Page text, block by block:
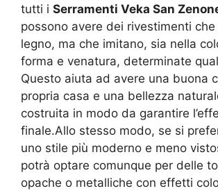
tutti i Serramenti Veka San
possono avere dei rivestimenti
legno, ma che imitano, sia nella
forma e venatura, determinate
Questo aiuta ad avere una buona
propria casa e una bellezza
costruita in modo da garantire
finale.Allo stesso modo, se si
uno stile più moderno e meno
potrà optare comunque per delle
opache o metalliche con effetti